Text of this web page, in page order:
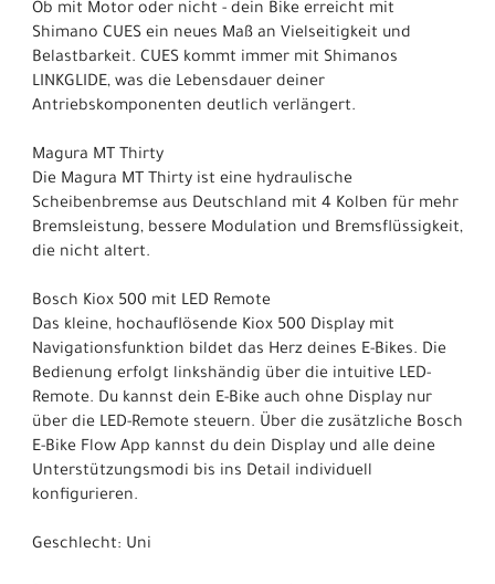
Ob mit Motor oder nicht - dein Bike erreicht mit
Shimano CUES ein neues Maß an Vielseitigkeit und
Belastbarkeit. CUES kommt immer mit Shimanos
LINKGLIDE, was die Lebensdauer deiner
Antriebskomponenten deutlich verlängert.
Magura MT Thirty
Die Magura MT Thirty ist eine hydraulische
Scheibenbremse aus Deutschland mit 4 Kolben für mehr
Bremsleistung, bessere Modulation und Bremsflüssigkeit,
die nicht altert.
Bosch Kiox 500 mit LED Remote
Das kleine, hochauflösende Kiox 500 Display mit
Navigationsfunktion bildet das Herz deines E-Bikes. Die
Bedienung erfolgt linkshändig über die intuitive LED-
Remote. Du kannst dein E-Bike auch ohne Display nur
über die LED-Remote steuern. Über die zusätzliche Bosch
E-Bike Flow App kannst du dein Display und alle deine
Unterstützungsmodi bis ins Detail individuell
konfigurieren.
Geschlecht: Uni